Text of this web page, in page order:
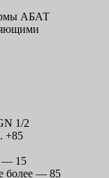
1/2
+85
— 15
более — 85